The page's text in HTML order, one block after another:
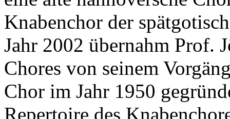
Knabenchor der
Jahr 2002 übernahm Prof.
Chores von seinem
Chor im Jahr 1950
Repertoire des